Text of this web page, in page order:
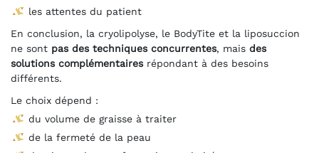
les attentes du patient
En conclusion, la cryolipolyse, le BodyTite et la liposuccion
ne sont pas des techniques concurrentes, mais des
solutions complémentairesrépondant à des besoins
différents.
Le choix dépend :
du volume de graisse à traiter
de la fermeté de la peau